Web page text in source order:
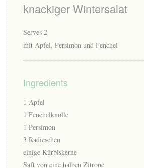
knackiger Wintersalat
Serves 2
mit Apfel, Persimon und Fenchel
Ingredients
1 Apfel
1 Fenchelknolle
1 Persimon
3 Radieschen
einige Kürbiskerne
Saft von eine halben Zitrone